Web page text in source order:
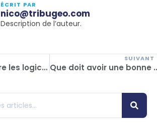
ÉCRIT PAR
nico@tribugeo.com
Description de l’auteur.
Différences entre les logiciels gratuits et payants pour les agences de voyages Que doit avoir une